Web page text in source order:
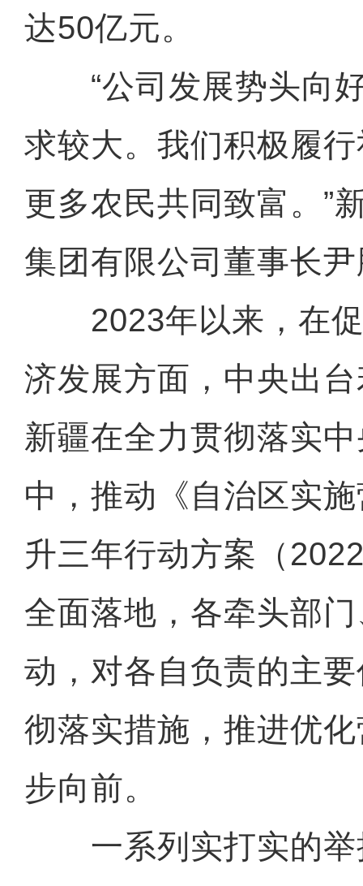
达50亿元。
“公司发展势头向好
求较大。我们积极履
更多农民共同致富。”
集团有限公司董事长
2023年以来，在促
济发展方面，中央出
新疆在全力贯彻落实
中，推动《自治区实
升三年行动方案（
全面落地，各牵头部
动，对各自负责的主
彻落实措施，推进优
步向前。
一系列实打实的举